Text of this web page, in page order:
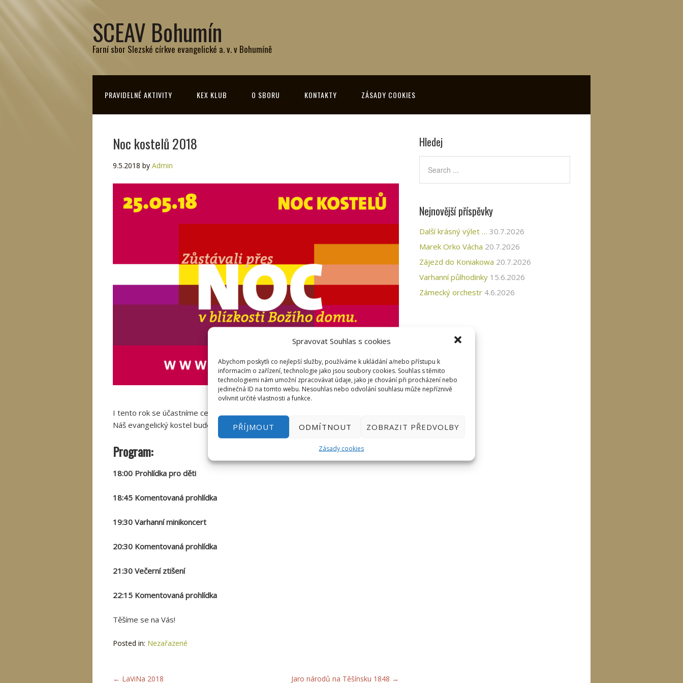
Spravovat Souhlas s cookies
Abychom poskytli co nejlepší služby, používáme k ukládání a/nebo přístupu k
informacím o zařízení, technologie jako jsou soubory cookies. Souhlas s těmito
technologiemi nám umožní zpracovávat údaje, jako je chování při procházení nebo
jedinečná ID na tomto webu. Nesouhlas nebo odvolání souhlasu může nepříznivě
ovlivnit určité vlastnosti a funkce.
PŘÍJMOUT ODMÍTNOUT ZOBRAZIT PŘEDVOLBY
Zásady cookies
SCEAV Bohumín
Farní sbor Slezské církve evangelické a. v. v Bohumíně
PRAVIDELNÉ AKTIVITY KEX KLUB O SBORU KONTAKTY ZÁSADY COOKIES
Noc kostelů 2018
9.5.2018 by Admin
I tento rok se účastníme celorepublikové akce s názvem Noc kostelů.
Náš evangelický kostel bude pro všechny otevřen
od 18. hodinydo 23 . hodiny.
Program:
18:00 Prohlídka pro děti
18:45 Komentovaná prohlídka
19:30 Varhanní minikoncert
20:30 Komentovaná prohlídka
21:30 Večerní ztišení
22:15 Komentovaná prohlídka
Těšíme se na Vás!
Posted in: Nezařazené
← LaViNa 2018 Jaro národů na Těšínsku 1848 →
Hledej
Nejnovější příspěvky
Další krásný výlet … 30.7.2026
Marek Orko Vácha 20.7.2026
Zájezd do Koniakowa 20.7.2026
Varhanní půlhodinky 15.6.2026
Zámecký orchestr 4.6.2026